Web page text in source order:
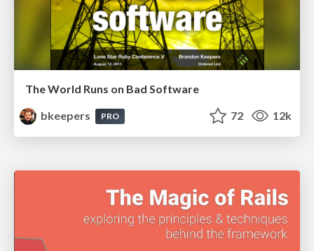
The World Runs on Bad Software
bkeepers
PRO 72 12k